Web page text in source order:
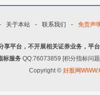
关于本站 - 联系我们 - 免责声
享平台，不开展相关证券业务，平
标服务 QQ:76073859 [积分指标问
Copyright © 好股网